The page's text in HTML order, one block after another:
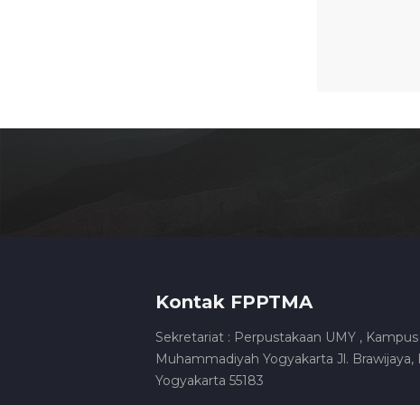
Kontak FPPTMA
Sekretariat : Perpustakaan UMY ,
Muhammadiyah Yogyakarta Jl. Brawijaya,
Yogyakarta 55183